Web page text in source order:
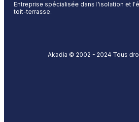
Entreprise spécialisée dans l'isolation et
toit-terrasse.
Akadia © 2002 - 2024 Tous